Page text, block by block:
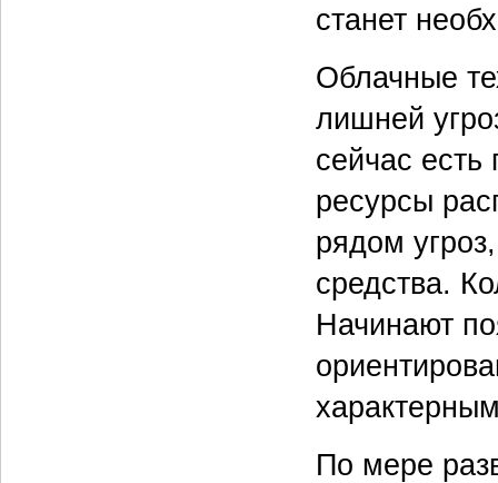
станет
Облачные
лишней
сейчас
ресурсы
рядом
средства.
Начинают
По мере